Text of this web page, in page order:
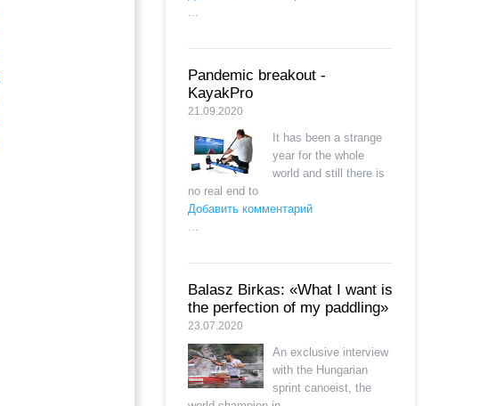
Pandemic breakout -
KayakPro
21.09.2020
It has been a strange
year for the whole
world and still there is
no real end to
Добавить комментарий
Balasz Birkas: «What I want is
the perfection of my paddling»
23.07.2020
An exclusive interview
with the Hungarian
sprint canoeist, the